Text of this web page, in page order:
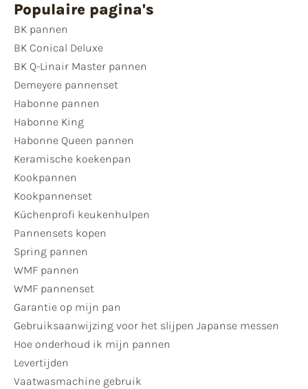
Populaire pagina's
BK pannen
BK Conical Deluxe
BK Q-Linair Master pannen
Demeyere pannenset
Habonne pannen
Habonne King
Habonne Queen pannen
Keramische koekenpan
Kookpannen
Kookpannenset
Küchenprofi keukenhulpen
Pannensets kopen
Spring pannen
WMF pannen
WMF pannenset
Garantie op mijn pan
Gebruiksaanwijzing voor het slijpen Japanse messen
Hoe onderhoud ik mijn pannen
Levertijden
Vaatwasmachine gebruik